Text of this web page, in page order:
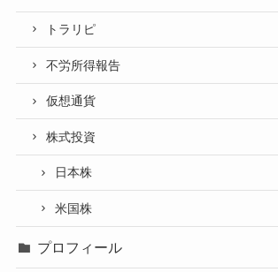
トラリピ
不労所得報告
仮想通貨
株式投資
日本株
米国株
プロフィール